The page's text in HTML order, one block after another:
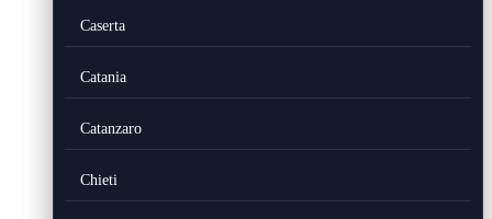
Caserta
Catania
Catanzaro
Chieti